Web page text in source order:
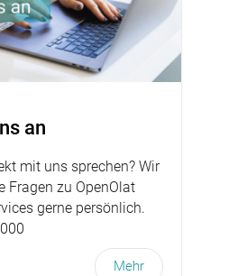
an
mit uns sprechen? Wir
Fragen zu OpenOlat
gerne persönlich.
Mehr